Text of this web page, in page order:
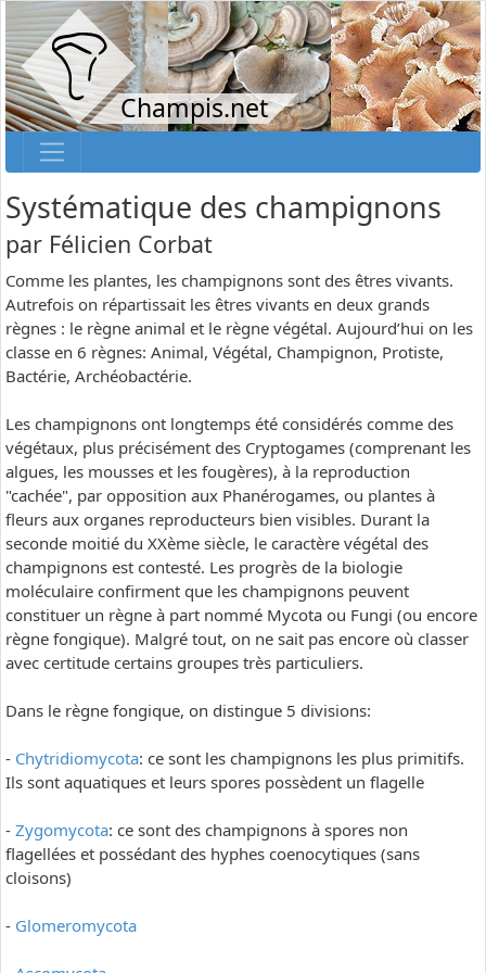
Champis.net
Systématique des champignons
par Félicien Corbat
Comme les plantes, les champignons sont des êtres vivants.
Autrefois on répartissait les êtres vivants en deux grands
règnes : le règne animal et le règne végétal. Aujourd’hui on les
classe en 6 règnes: Animal, Végétal, Champignon, Protiste,
Bactérie, Archéobactérie.
Les champignons ont longtemps été considérés comme des
végétaux, plus précisément des Cryptogames (comprenant les
algues, les mousses et les fougères), à la reproduction
"cachée", par opposition aux Phanérogames, ou plantes à
fleurs aux organes reproducteurs bien visibles. Durant la
seconde moitié du XXème siècle, le caractère végétal des
champignons est contesté. Les progrès de la biologie
moléculaire confirment que les champignons peuvent
constituer un règne à part nommé Mycota ou Fungi (ou encore
règne fongique). Malgré tout, on ne sait pas encore où classer
avec certitude certains groupes très particuliers.
Dans le règne fongique, on distingue 5 divisions:
- Chytridiomycota: ce sont les champignons les plus primitifs.
Ils sont aquatiques et leurs spores possèdent un flagelle
- Zygomycota: ce sont des champignons à spores non
flagellées et possédant des hyphes coenocytiques (sans
cloisons)
- Glomeromycota